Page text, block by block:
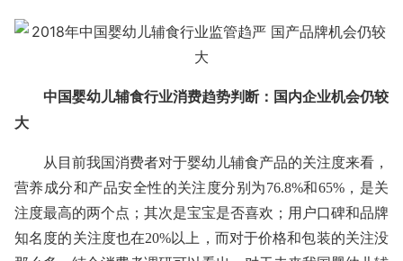
中国婴幼儿辅食行业消费趋势判断：国内企业机会仍较
大
从目前我国消费者对于婴幼儿辅食产品的关注度来看，
营养成分和产品安全性的关注度分别为76.8%和65%，是关
注度最高的两个点；其次是宝宝是否喜欢；用户口碑和品牌
知名度的关注度也在20%以上，而对于价格和包装的关注没